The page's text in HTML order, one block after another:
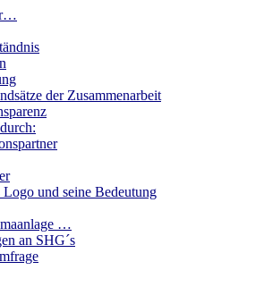
der Zusammenarbeit
Logo und seine Bedeutung
…
an SHG´s